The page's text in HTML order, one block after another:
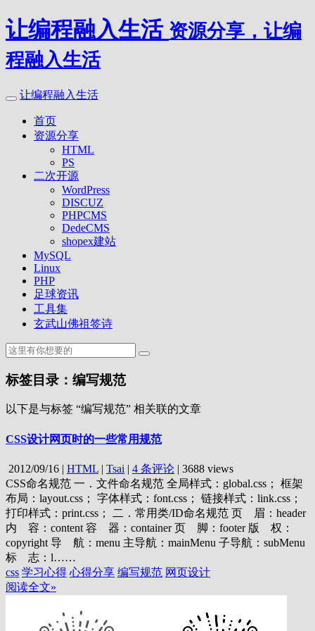
让编程融入生活 资源分享，让编
程融入生活
让编程融入生活
首页
资源分享
HTML
PS
二次开源
WordPress
DISCUZ
PHPCMS
DedeCMS
shopex建站
MySQL
Linux
PHP
足球资讯
工具集
玄武山佛祖签诗
标签目录：编写规范
以下是与标签 “编写规范” 相关联的文章
CSS设计网页时的一些常用规范
2012/09/16 | HTML | Tsai | 4 条评论 | 3688 views
CSS命名规范 一．文件命名规范 全局样式：global.css； 框架
布局：layout.css； 字体样式：font.css； 链接样式：link.css；
打印样式：print.css； 二．常用类/ID命名规范 页 眉：header
内 容：content 容 器：container 页 脚：footer 版 权：
copyright 导 航：menu 主导航：mainMenu 子导航：subMenu
标 志：l……
css 学习心得 心得分享 编写规范 网页设计
阅读全文»